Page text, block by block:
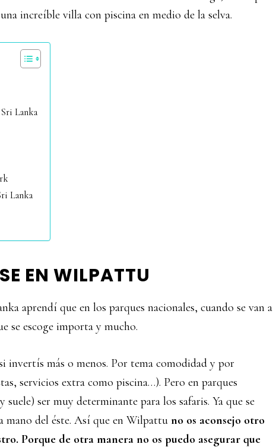
increíble villa con piscina en medio de la selva.
Lanka
Lanka
EN WILPATTU
aprendí que en los parques nacionales, cuando se van a
se escoge importa y mucho.
invertís más o menos. Por tema comodidad y por
servicios extra como piscina…). Pero en parques
ser muy determinante para los safaris. Ya que se
mano del éste. Así que en Wilpattu no os aconsejo otro
Porque de otra manera no os puedo asegurar que